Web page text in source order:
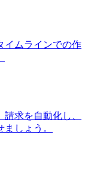
イムラインでの作
求を自動化し、
しょう。